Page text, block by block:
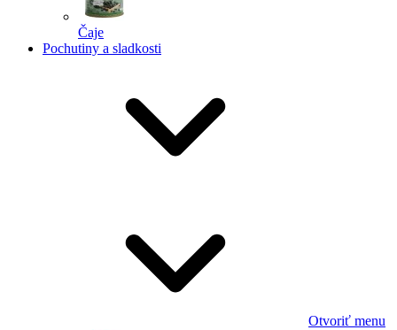
Čaje
Pochutiny a sladkosti
Otvoriť menu